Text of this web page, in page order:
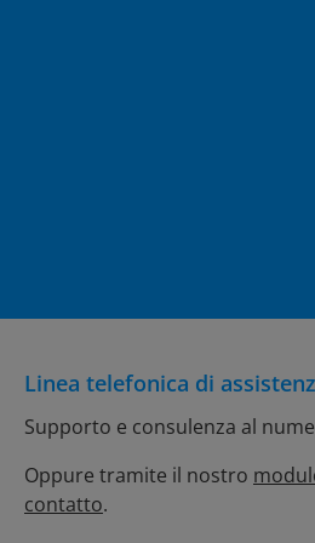
Linea telefonica di
Supporto e consulenza al
Oppure tramite il nostro
contatto.